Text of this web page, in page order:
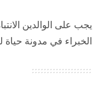
يجب على الوالدين
الخبراء في مدونة حياة